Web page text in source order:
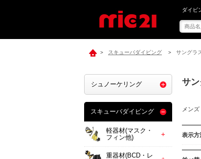
mic21
ダイビ
> スキューバダイビング > サングラ
サ
メン
表示方
シュノーケリング
スキューバダイビング
軽器材(マスク・
フィン他)
重器材(BCD・レ